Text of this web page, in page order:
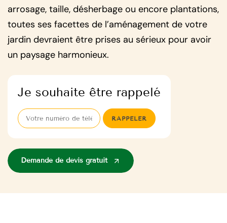
arrosage, taille, désherbage ou encore plantations,
toutes ses facettes de l’aménagement de votre
jardin devraient être prises au sérieux pour avoir
un paysage harmonieux.
Je souhaite être rappelé
Demande de devis gratuit